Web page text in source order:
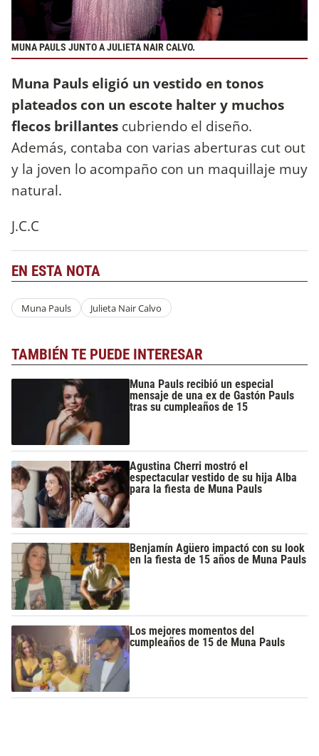
MUNA PAULS JUNTO A JULIETA NAIR CALVO.
Muna Pauls eligió un vestido en tonos
plateados con un escote halter y muchos
flecos brillantes cubriendo el diseño.
Además, contaba con varias aberturas cut out
y la joven lo acompaño con un maquillaje muy
natural.
J.C.C
EN ESTA NOTA
Muna Pauls Julieta Nair Calvo
TAMBIÉN TE PUEDE INTERESAR
Muna Pauls recibió un especial
mensaje de una ex de Gastón Pauls
tras su cumpleaños de 15
Agustina Cherri mostró el
espectacular vestido de su hija Alba
para la fiesta de Muna Pauls
Benjamín Agüero impactó con su look
en la fiesta de 15 años de Muna Pauls
Los mejores momentos del
cumpleaños de 15 de Muna Pauls